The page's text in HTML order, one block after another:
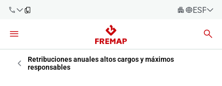
900 61 00
61
Español
Retribuciones anuales altos cargos y máximos
responsables